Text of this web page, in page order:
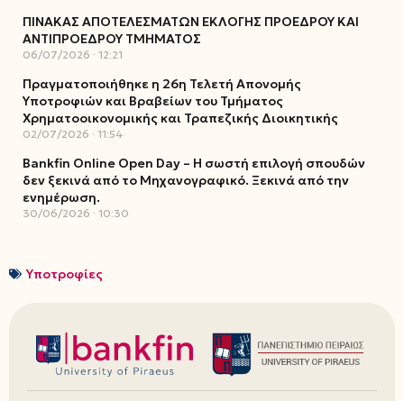
ΠΙΝΑΚΑΣ ΑΠΟΤΕΛΕΣΜΑΤΩΝ ΕΚΛΟΓΗΣ ΠΡΟΕΔΡΟΥ ΚΑΙ
ΑΝΤΙΠΡΟΕΔΡΟΥ ΤΜΗΜΑΤΟΣ
06/07/2026 12:21
Πραγματοποιήθηκε η 26η Τελετή Απονομής
Υποτροφιών και Βραβείων του Τμήματος
Χρηματοοικονομικής και Τραπεζικής Διοικητικής
02/07/2026 11:54
Bankfin Online Open Day – Η σωστή επιλογή σπουδών
δεν ξεκινά από το Μηχανογραφικό. Ξεκινά από την
ενημέρωση.
30/06/2026 10:30
Υποτροφίες